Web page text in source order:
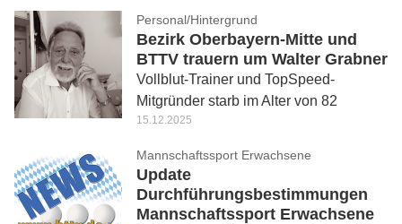
Personal/Hintergrund
Bezirk Oberbayern-Mitte und
BTTV trauern um Walter Grabner
Vollblut-Trainer und TopSpeed-
Mitgründer starb im Alter von 82
15.12.2025
Mannschaftssport Erwachsene
Update
Durchführungsbestimmungen
Mannschaftssport Erwachsene